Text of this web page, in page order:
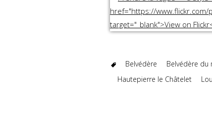
Belvédère Belvédère du
Hautepierre le Châtelet